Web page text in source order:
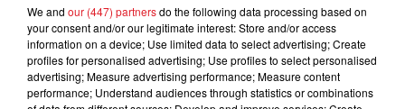
Les communes concernées par la zone de contrôle
temporaire et le confinement :
Airon-NotreDame, Airon-Saint-Vaast, Ambleteuse,
Audinghen, Audresselles, Berck, Boulogne-sur-Mer,
We and our (447) partnersdo the following data processing based on
your consent and/or our legitimate interest: Store and/or access
information on a device; Use limited data to select advertising; Create
profiles for personalised advertising; Use profiles to select personalised
advertising; Measure advertising performance; Measure content
performance; Understand audiences through statistics or combinations